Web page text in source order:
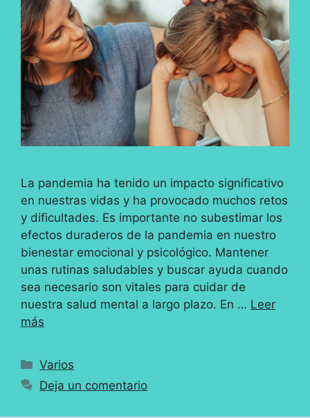
La pandemia ha tenido un impacto significativo
en nuestras vidas y ha provocado muchos retos
y dificultades. Es importante no subestimar los
efectos duraderos de la pandemia en nuestro
bienestar emocional y psicológico. Mantener
unas rutinas saludables y buscar ayuda cuando
sea necesario son vitales para cuidar de
nuestra salud mental a largo plazo. En … Leer
más
Categorías
Varios
Deja un comentario